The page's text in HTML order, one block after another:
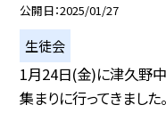
公開日 2025/01/27
生徒会
1月24日(金)に津久野
集まりに行ってきました